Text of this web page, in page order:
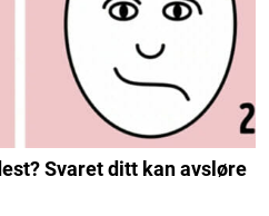
Svaret ditt kan avsløre